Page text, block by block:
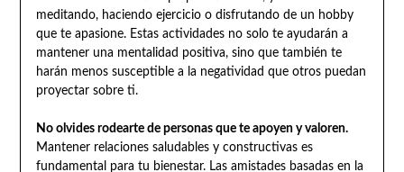
meditando, haciendo ejercicio o disfrutando de un hobby
que te apasione. Estas actividades no solo te ayudarán a
mantener una mentalidad positiva, sino que también te
harán menos susceptible a la negatividad que otros puedan
proyectar sobre ti.
No olvides rodearte de personas que te apoyen y valoren.
Mantener relaciones saludables y constructivas es
fundamental para tu bienestar. Las amistades basadas en la